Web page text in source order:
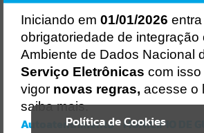
Resultados para""
PortaisPolítica de Cookies
Iniciando em 01/01/2026
obrigatoriedade de integração
Ambiente de Dados Nacional
Serviço Eletrônicas com isso
vigor novas regras, acesse o
saiba mais.
Autoatendimento - MUNICIPIO DE
Gerenciamento do Sistema
CÓDIGO DA
Ocorreu um erro de script:
Uncaught SyntaxError: Unexpected token '('
https://guaraciaba.atende.net/cidadao/
41fea.js?v=83d4f602:47
Verificar Mais Detalhes